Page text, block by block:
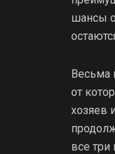
шансы
Весьма
от
хозяев
все